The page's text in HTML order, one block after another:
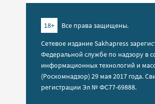
18+
Все права защищены.
Сетевое издание Sakhapress
Федеральной службе по надзору в
информационных технологий и
(Роскомнадзор) 29 мая 2017 года.
регистрации Эл № ФС77-69888.